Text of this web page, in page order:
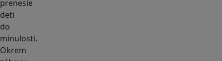
prenesie
deti
do
minulosti.
Okrem